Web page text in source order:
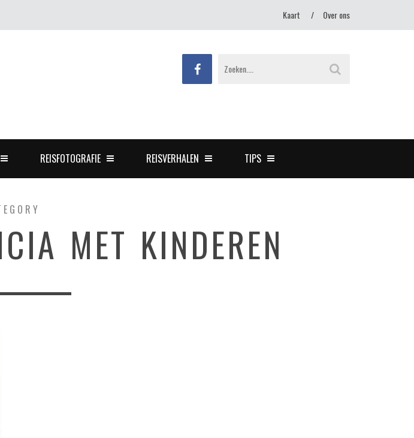
Kaart Over ons
REISFOTOGRAFIE REISVERHALEN TIPS
MET KINDEREN